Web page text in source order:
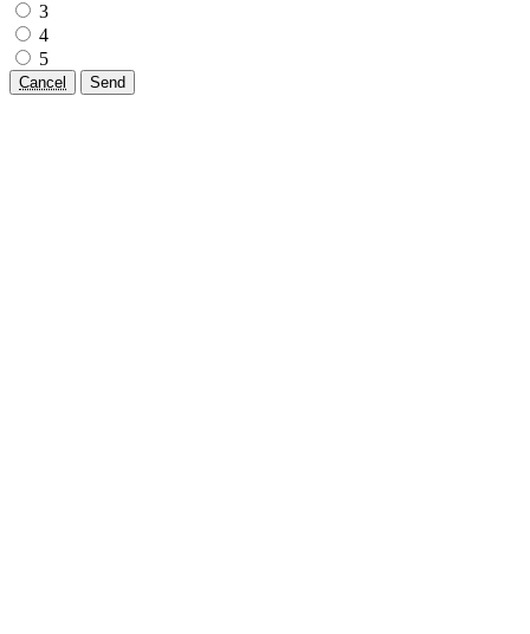
3
4
5
Cancel Send